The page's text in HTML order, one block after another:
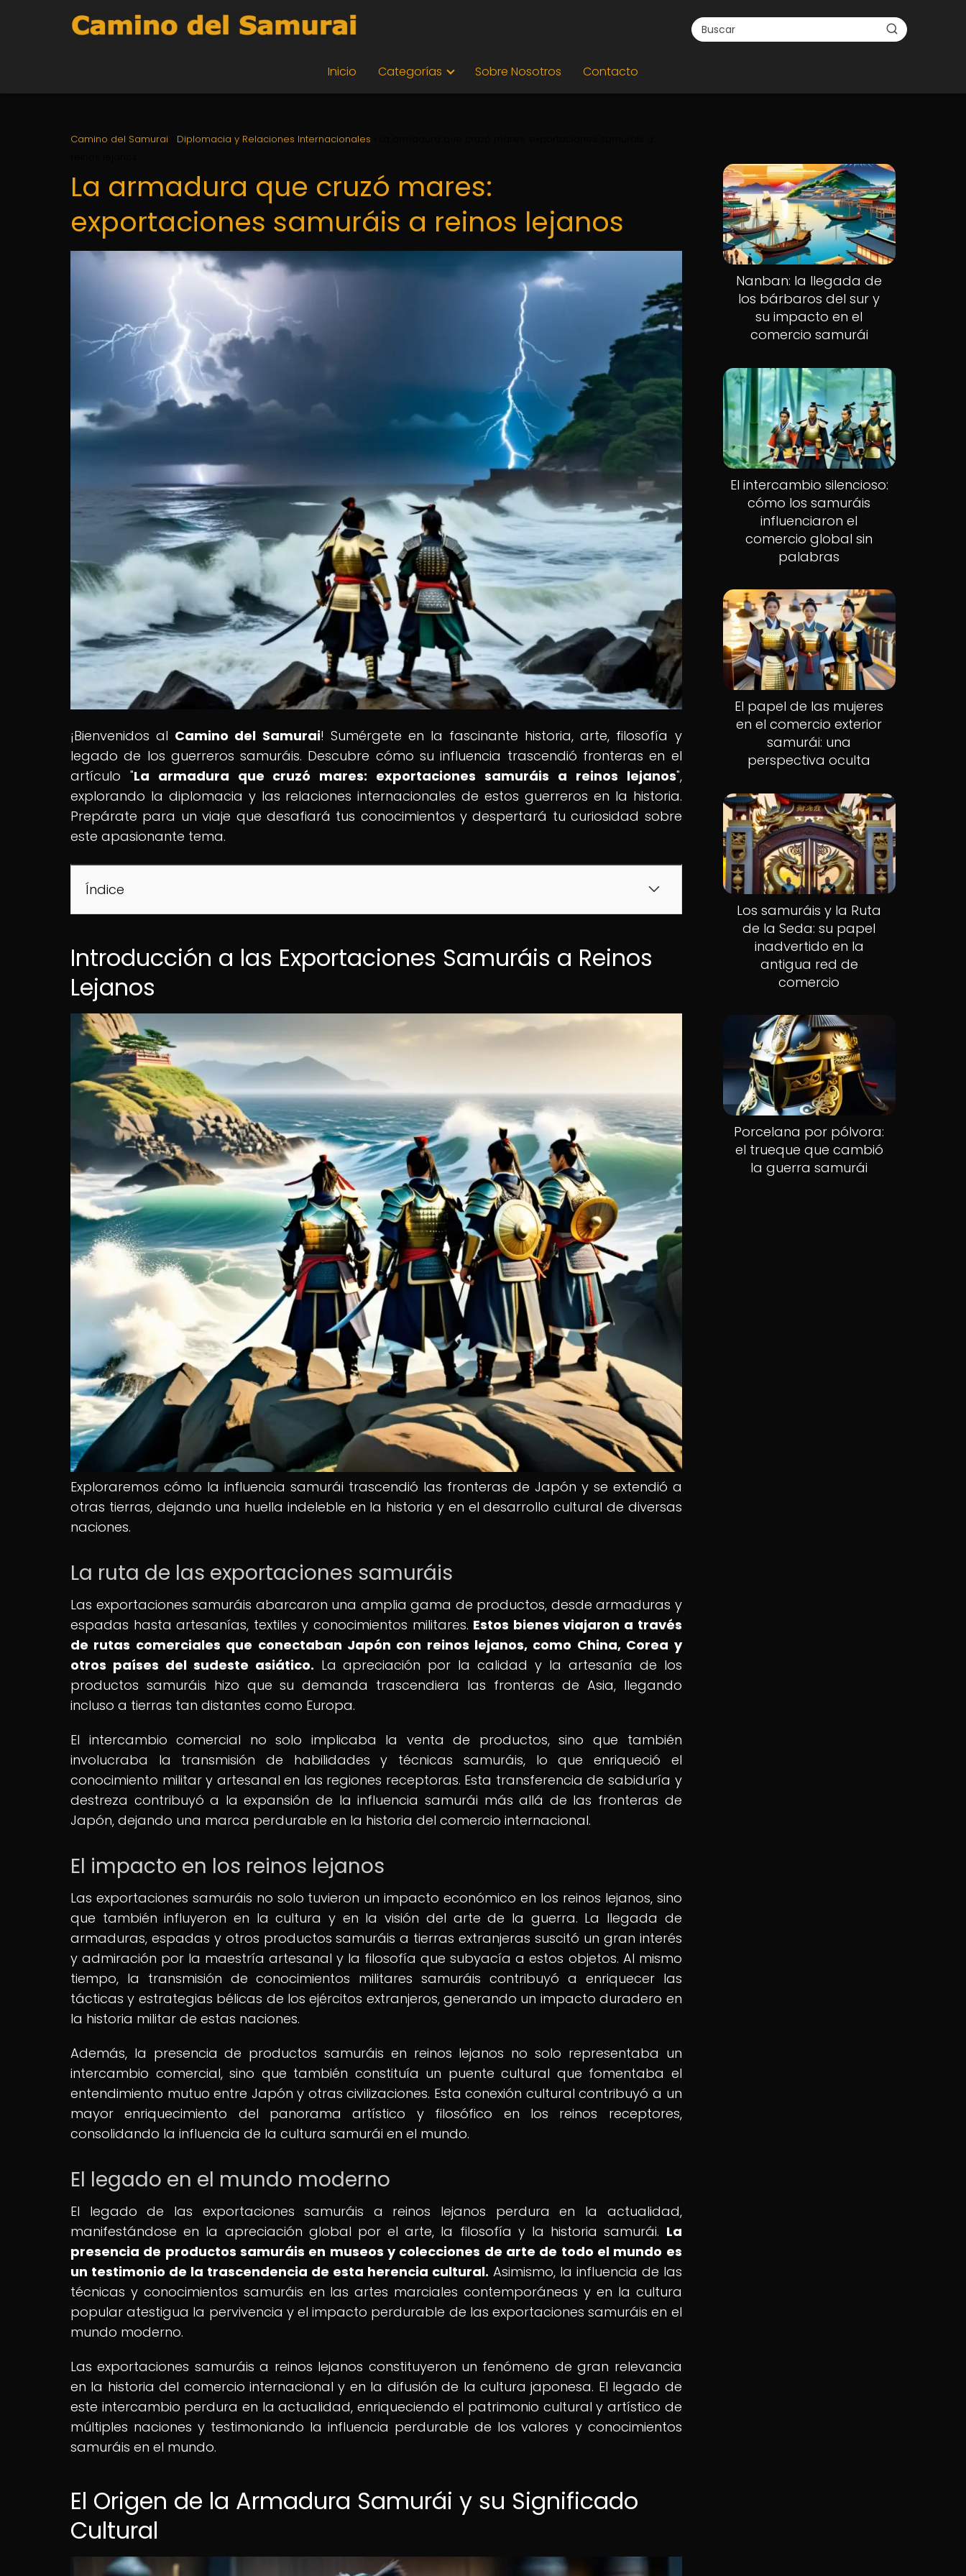
Inicio Categorías Sobre Nosotros Contacto
Camino del Samurai Diplomacia y Relaciones Internacionales
La armadura que cruzó mares:
exportaciones samuráis a reinos lejanos
¡Bienvenidos al Camino del Samurai! Sumérgete en la fascinante historia, arte, filosofía y
legado de los guerreros samuráis. Descubre cómo su influencia trascendió fronteras en el
artículo "La armadura que cruzó mares: exportaciones samuráis a reinos lejanos",
explorando la diplomacia y las relaciones internacionales de estos guerreros en la historia.
Prepárate para un viaje que desafiará tus conocimientos y despertará tu curiosidad sobre
este apasionante tema.
Índice
Introducción a las Exportaciones Samuráis a Reinos
Lejanos
Exploraremos cómo la influencia samurái trascendió las fronteras de Japón y se extendió a
otras tierras, dejando una huella indeleble en la historia y en el desarrollo cultural de diversas
naciones.
La ruta de las exportaciones samuráis
Las exportaciones samuráis abarcaron una amplia gama de productos, desde armaduras y
espadas hasta artesanías, textiles y conocimientos militares. Estos bienes viajaron a través
de rutas comerciales que conectaban Japón con reinos lejanos, como China, Corea y
otros países del sudeste asiático. La apreciación por la calidad y la artesanía de los
productos samuráis hizo que su demanda trascendiera las fronteras de Asia, llegando
incluso a tierras tan distantes como Europa.
El intercambio comercial no solo implicaba la venta de productos, sino que también
involucraba la transmisión de habilidades y técnicas samuráis, lo que enriqueció el
conocimiento militar y artesanal en las regiones receptoras. Esta transferencia de sabiduría y
destreza contribuyó a la expansión de la influencia samurái más allá de las fronteras de
Japón, dejando una marca perdurable en la historia del comercio internacional.
El impacto en los reinos lejanos
Las exportaciones samuráis no solo tuvieron un impacto económico en los reinos lejanos, sino
que también influyeron en la cultura y en la visión del arte de la guerra. La llegada de
armaduras, espadas y otros productos samuráis a tierras extranjeras suscitó un gran interés
y admiración por la maestría artesanal y la filosofía que subyacía a estos objetos. Al mismo
tiempo, la transmisión de conocimientos militares samuráis contribuyó a enriquecer las
tácticas y estrategias bélicas de los ejércitos extranjeros, generando un impacto duradero en
la historia militar de estas naciones.
Además, la presencia de productos samuráis en reinos lejanos no solo representaba un
intercambio comercial, sino que también constituía un puente cultural que fomentaba el
entendimiento mutuo entre Japón y otras civilizaciones. Esta conexión cultural contribuyó a un
mayor enriquecimiento del panorama artístico y filosófico en los reinos receptores,
consolidando la influencia de la cultura samurái en el mundo.
El legado en el mundo moderno
El legado de las exportaciones samuráis a reinos lejanos perdura en la actualidad,
manifestándose en la apreciación global por el arte, la filosofía y la historia samurái. La
presencia de productos samuráis en museos y colecciones de arte de todo el mundo es
un testimonio de la trascendencia de esta herencia cultural. Asimismo, la influencia de las
técnicas y conocimientos samuráis en las artes marciales contemporáneas y en la cultura
popular atestigua la pervivencia y el impacto perdurable de las exportaciones samuráis en el
mundo moderno.
Las exportaciones samuráis a reinos lejanos constituyeron un fenómeno de gran relevancia
en la historia del comercio internacional y en la difusión de la cultura japonesa. El legado de
este intercambio perdura en la actualidad, enriqueciendo el patrimonio cultural y artístico de
múltiples naciones y testimoniando la influencia perdurable de los valores y conocimientos
samuráis en el mundo.
El Origen de la Armadura Samurái y su Significado
Cultural
Nanban: la llegada de
los bárbaros del sur y
su impacto en el
comercio samurái
El intercambio silencioso:
cómo los samuráis
influenciaron el
comercio global sin
palabras
El papel de las mujeres
en el comercio exterior
samurái: una
perspectiva oculta
Los samuráis y la Ruta
de la Seda: su papel
inadvertido en la
antigua red de
comercio
Porcelana por pólvora:
el trueque que cambió
la guerra samurái